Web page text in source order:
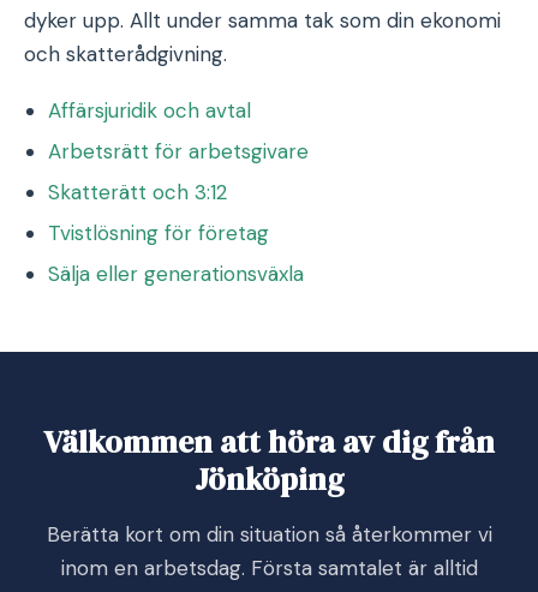
dyker upp. Allt under samma tak som din ekonomi
och skatterådgivning.
Affärsjuridik och avtal
Arbetsrätt för arbetsgivare
Skatterätt och 3:12
Tvistlösning för företag
Sälja eller generationsväxla
Välkommen att höra av dig från
Jönköping
Berätta kort om din situation så återkommer vi
inom en arbetsdag. Första samtalet är alltid